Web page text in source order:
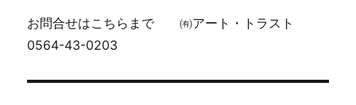
お問合せはこちらまで ㈲アート・トラスト
0564-43-0203